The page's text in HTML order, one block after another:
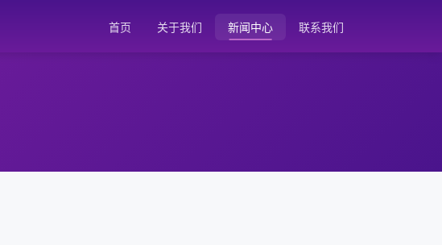
首页 关于我们 新闻中心 联系我们